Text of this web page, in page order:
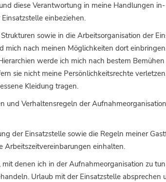
diese Verantwortung in meine Handlungen
einbeziehen.
sowie in die Arbeitsorganisation der
mich nach meinen Möglichkeiten dort
werde ich mich nach bestem Bemühen
sie nicht meine Persönlichkeitsrechte
Kleidung tragen.
und Verhaltensregeln der Aufnahmeorganisation
der Einsatzstelle sowie die Regeln meiner
Arbeitszeitvereinbarungen einhalten.
mit denen ich in der Aufnahmeorganisation zu
Urlaub mit der Einsatzstelle absprechen